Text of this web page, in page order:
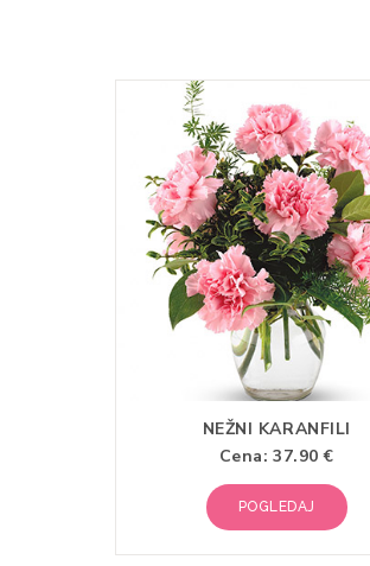
NEŽNI KARANFILI
Cena: 37.90 €
POGLEDAJ